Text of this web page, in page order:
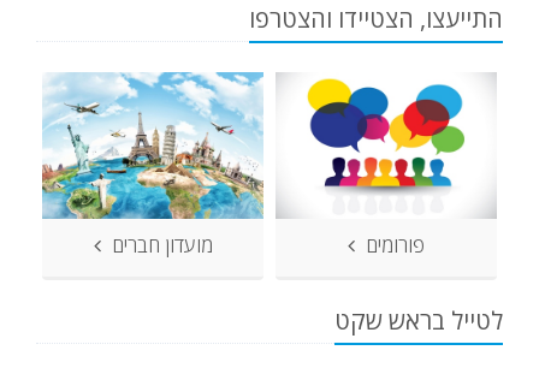
התייעצו, הצטיידו והצטרפו
פורומים מועדון חברים
לטייל בראש שקט